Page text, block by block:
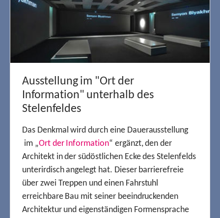
Ausstellung im "Ort der
Information" unterhalb des
Stelenfeldes
Das Denkmal wird durch eine Dauerausstellung
im „Ort der Information“ ergänzt, den der
Architekt in der südöstlichen Ecke des Stelenfelds
unterirdisch angelegt hat. Dieser barrierefreie
über zwei Treppen und einen Fahrstuhl
erreichbare Bau mit seiner beeindruckenden
Architektur und eigenständigen Formensprache